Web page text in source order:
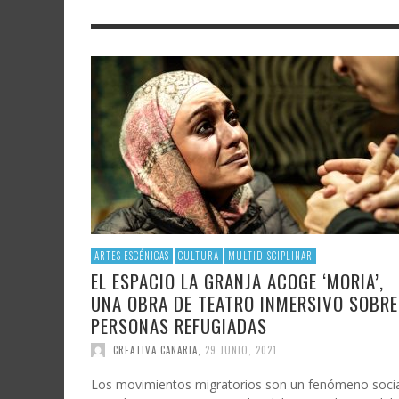
AUDIOVISUAL
POLÍTICA CULTURAL
FOTOGRAFÍA Y ARTES PLÁSTICAS
SAMIR DELGADO
ARTE
LIBRE
POLÍTICA CIENTÍFICA
MATEMÁTICAS, FÍSICA Y QUÍMICA
CIENCIAS SOCIALES
ARTES ESCÉNICAS CULTURA MULTIDISCIPLINAR
EL ESPACIO LA GRANJA ACOGE ‘MORIA’,
UNA OBRA DE TEATRO INMERSIVO SOBRE
PERSONAS REFUGIADAS
CREATIVA CANARIA 29 JUNIO, 2021
Los movimientos migratorios son un fenómeno